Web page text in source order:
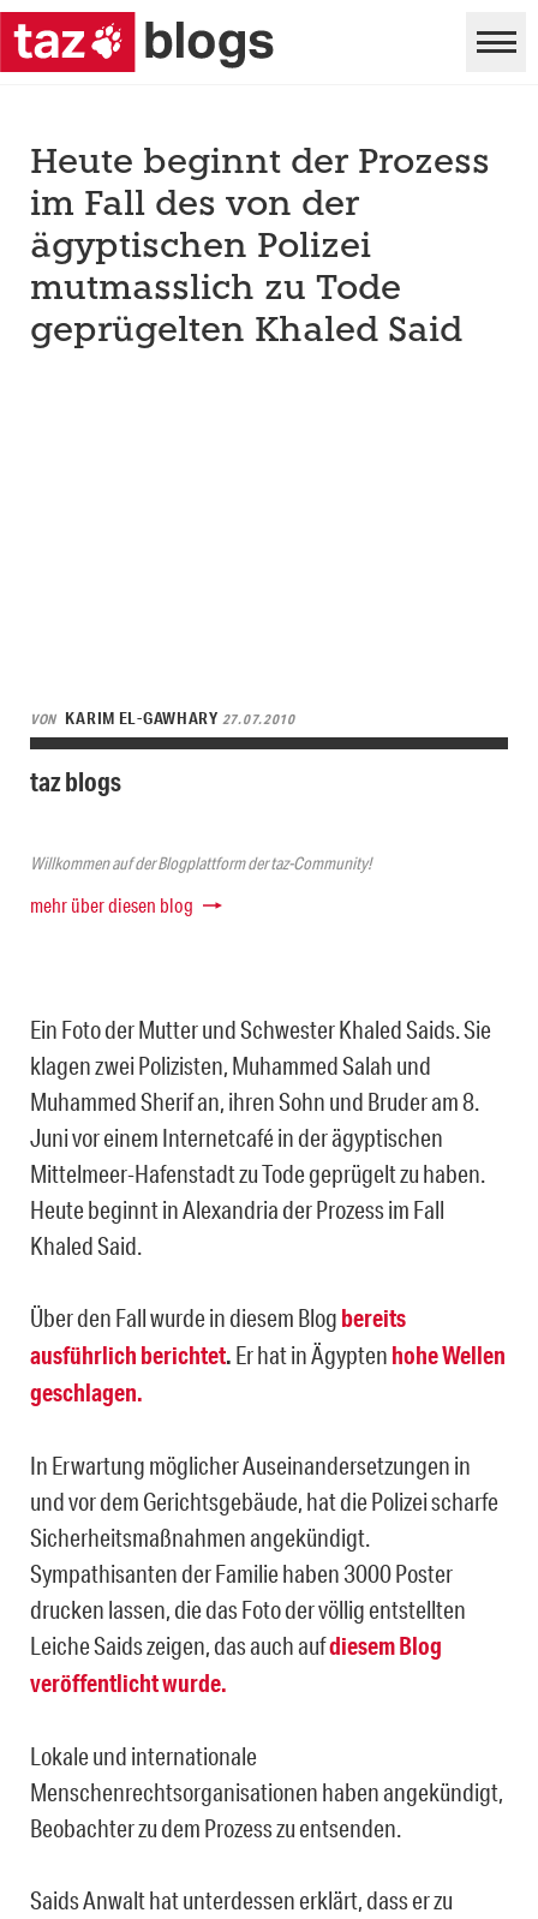
Heute beginnt der Prozess
im Fall des von der
ägyptischen Polizei
mutmasslich zu Tode
geprügelten Khaled Said
VON KARIM EL-GAWHARY 27.07.2010
taz blogs
Willkommen auf der Blogplattform der taz-Community!
mehr über diesen blog
Ein Foto der Mutter und Schwester Khaled Saids. Sie
klagen zwei Polizisten, Muhammed Salah und
Muhammed Sherif an, ihren Sohn und Bruder am 8.
Juni vor einem Internetcafé in der ägyptischen
Mittelmeer-Hafenstadt zu Tode geprügelt zu haben.
Heute beginnt in Alexandria der Prozess im Fall
Khaled Said.
Über den Fall wurde in diesem Blog bereits
ausführlich berichtet. Er hat in Ägypten hohe Wellen
geschlagen.
In Erwartung möglicher Auseinandersetzungen in
und vor dem Gerichtsgebäude, hat die Polizei scharfe
Sicherheitsmaßnahmen angekündigt.
Sympathisanten der Familie haben 3000 Poster
drucken lassen, die das Foto der völlig entstellten
Leiche Saids zeigen, das auch aufdiesem Blog
veröffentlicht wurde.
Lokale und internationale
Menschenrechtsorganisationen haben angekündigt,
Beobachter zu dem Prozess zu entsenden.
Saids Anwalt hat unterdessen erklärt, dass er zu